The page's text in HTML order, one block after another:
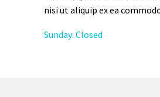
nisi ut aliquip ex ea
Sunday: Closed